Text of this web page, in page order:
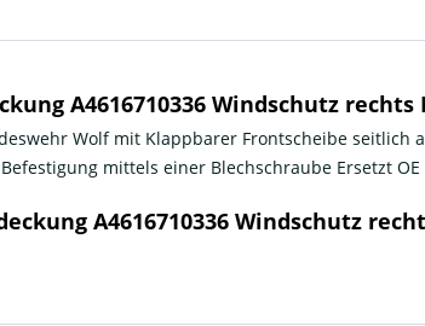
A4616710336 Windschutz
Wolf mit Klappbarer Frontscheibe
mittels einer Blechschraube Ersetzt OE
A4616710336 Windschutz